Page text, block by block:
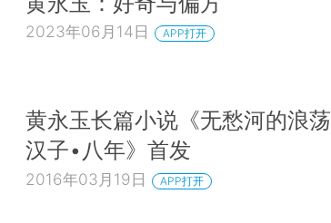
2023年06月14日 APP打开
黄永玉长篇小说《无愁河的浪荡
汉子•八年》首发
2016年03月19日 APP打开